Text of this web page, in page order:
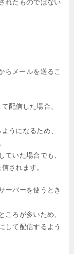
れたものではない
らメールを送るこ
配信した場合、
うになるため、
いた場合でも、
されます。
ーバーを使うとき
ころが多いため、
して配信するよう